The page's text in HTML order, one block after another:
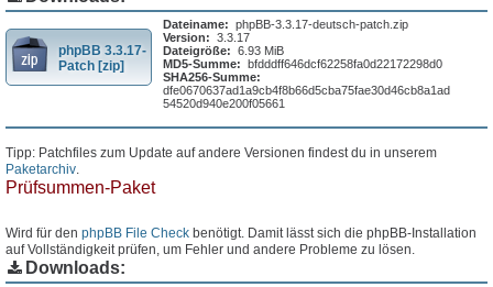
phpBB 3.3.17-
Patch [zip]
Dateiname: phpBB-3.3.17-deutsch-patch.zip
Version: 3.3.17
Dateigröße: 6.93 MiB
MD5-Summe: bfdddff646dcf62258fa0d22172298d0
SHA256-Summe:
dfe0670637ad1a9cb4f8b66d5cba75fae30d46cb8a1ad
54520d940e200f05661
Tipp: Patchfiles zum Update auf andere Versionen findest du in unserem
Paketarchiv
Prüfsummen-Paket
Wird für den phpBB File Check benötigt. Damit lässt sich die phpBB-Installation
auf Vollständigkeit prüfen, um Fehler und andere Probleme zu lösen.
Downloads: